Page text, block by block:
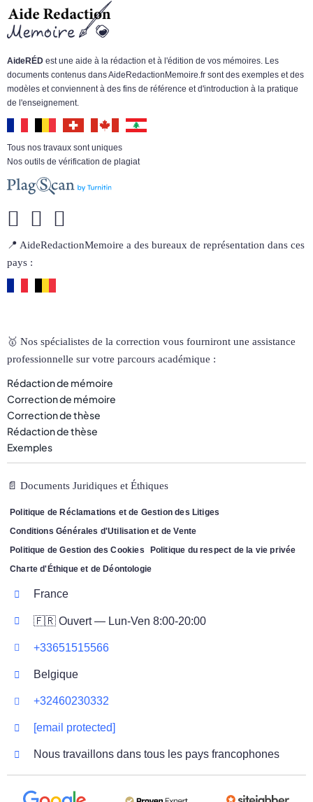
AideRÉD est une aide à la rédaction et à l'édition de vos mémoires. Les
documents contenus dans AideRedactionMemoire.fr sont des exemples et des
modèles et conviennent à des fins de référence et d'introduction à la pratique
de l'enseignement.
Tous nos travaux sont uniques
Nos outils de vérification de plagiat
📍 AideRedactionMemoire a des bureaux de représentation dans ces
pays :
🥇 Nos spécialistes de la correction vous fourniront une assistance
professionnelle sur votre parcours académique :
Rédaction de mémoire
Correction de mémoire
Correction de thèse
Rédaction de thèse
Exemples
📄 Documents Juridiques et Éthiques
Politique de Réclamations et de Gestion des Litiges
Conditions Générales d'Utilisation et de Vente
Politique de Gestion des Cookies
Politique du respect de la vie privée
Charte d'Éthique et de Déontologie
France
🇫🇷 Ouvert — Lun-Ven 8:00-20:00
+33651515566
Belgique
+32460230332
[email protected]
Nous travaillons dans tous les pays francophones